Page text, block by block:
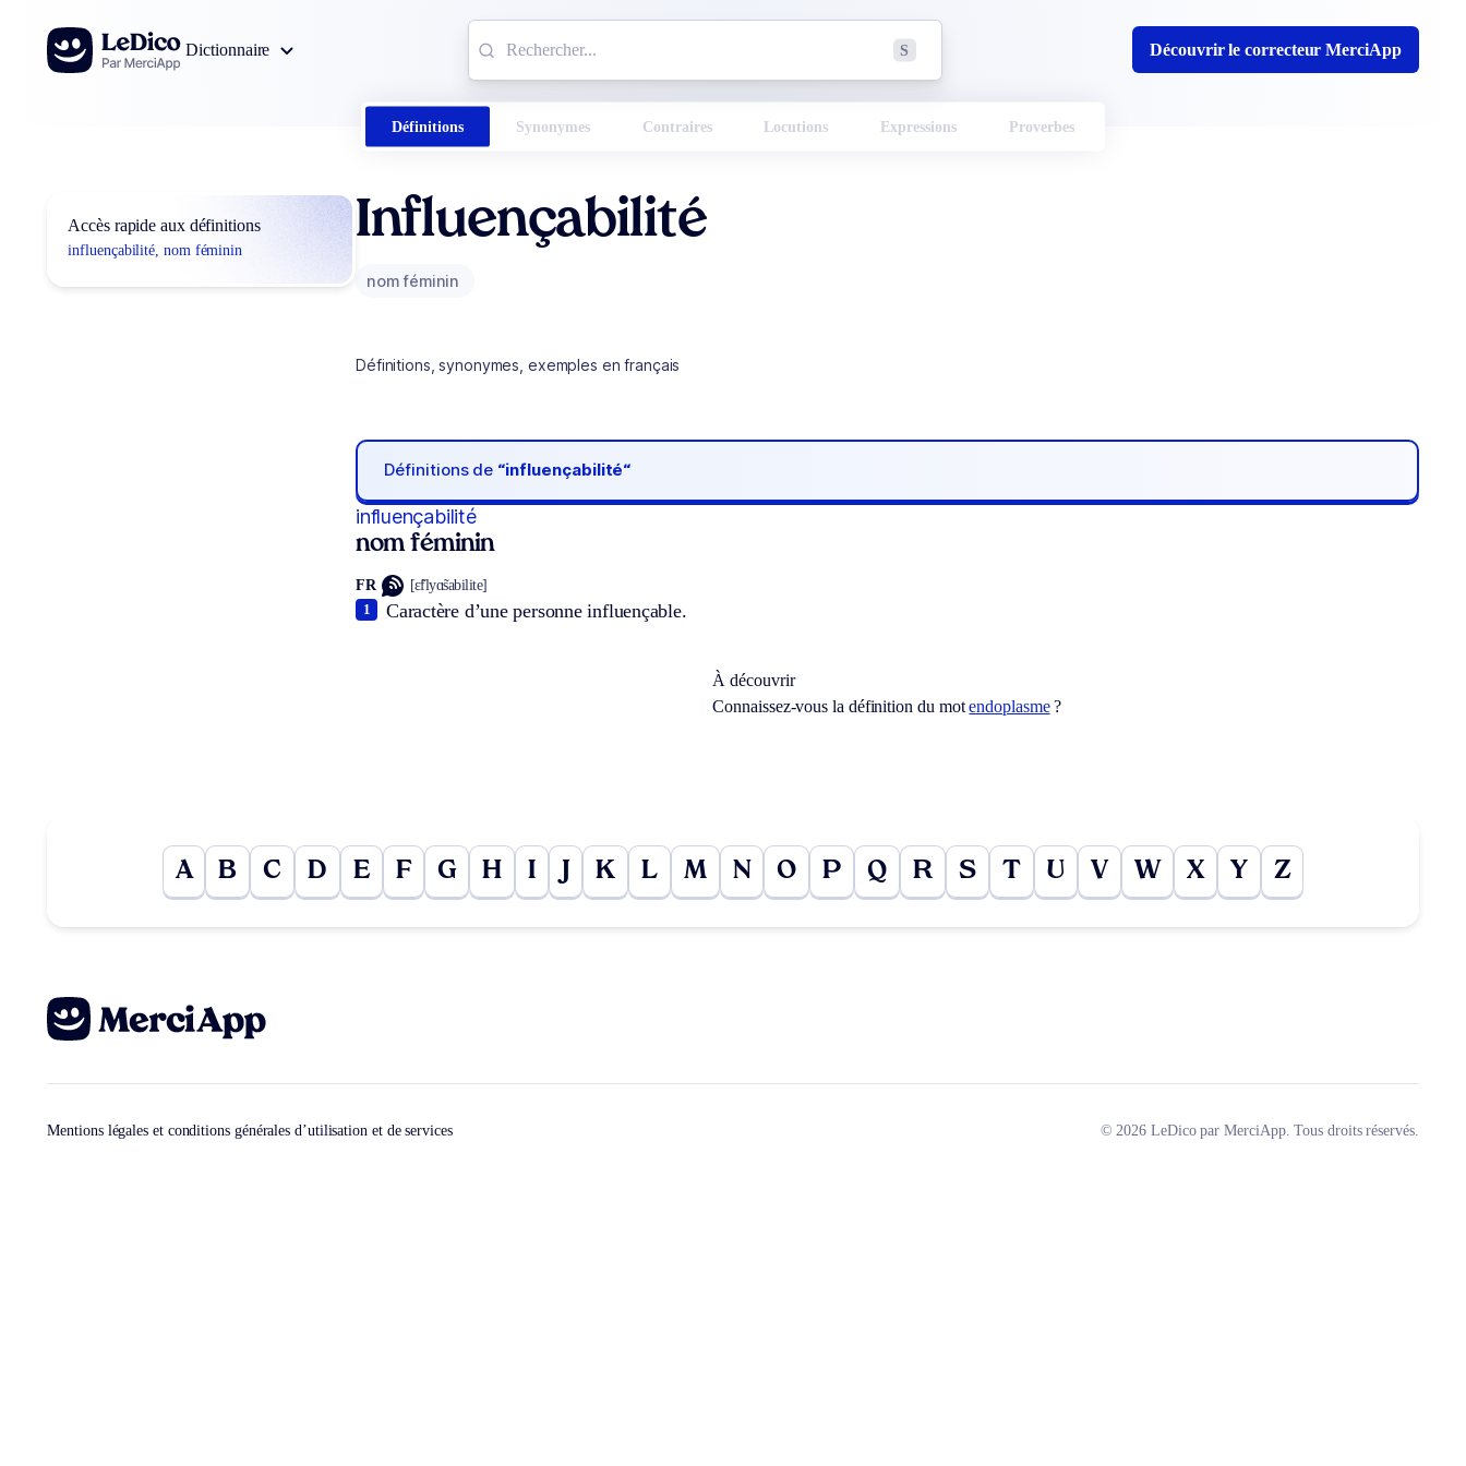
Aller au contenu
Dictionnaire
S Découvrir le correcteur MerciApp
Définitions Synonymes Contraires Locutions Expressions Proverbes
Accès rapide aux définitions
influençabilité, nom féminin
Influençabilité
nom féminin
Définitions, synonymes, exemples en français
Définitions de “influençabilité“
influençabilité
nom féminin
FR [ɛ̃flyɑ̃sabilite]
Caractère d’une personne influençable.
1
À découvrir
Connaissez-vous la définition du motendoplasme?
A B C D E F G H I K L M N O P Q R S T U V W X Y Z
Mentions légales et conditions générales d’utilisation et de services © 2026 LeDico par MerciApp. Tous droits réservés.